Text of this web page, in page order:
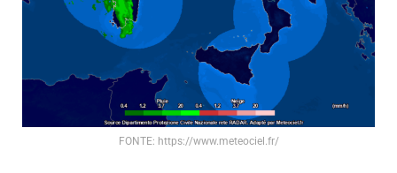
FONTE: https://www.meteociel.fr/